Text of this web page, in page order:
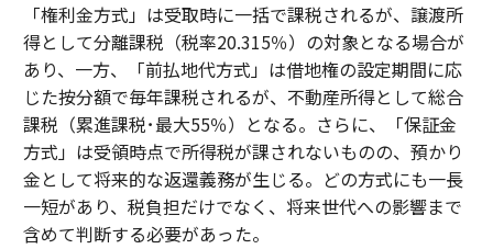
「権利金方式」は受取時に一括で課税されるが、譲渡所
得として分離課税（税率20.315％）の対象となる場合が
あり、一方、「前払地代方式」は借地権の設定期間に応
じた按分額で毎年課税されるが、不動産所得として総合
課税（累進課税･最大55％）となる。さらに、「保証金
方式」は受領時点で所得税が課されないものの、預かり
金として将来的な返還義務が生じる。どの方式にも一長
一短があり、税負担だけでなく、将来世代への影響まで
含めて判断する必要があった。